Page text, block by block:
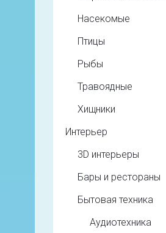
Насекомые
Птицы
Рыбы
Травоядные
Хищники
Интерьер
3D интерьеры
Бары и рестораны
Бытовая техника
Аудиотехника